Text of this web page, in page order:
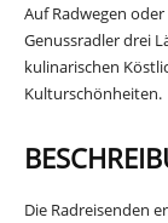
Auf Radwegen
Genussradler drei
kulinarischen
Kulturschönheiten.
Die Radreisenden